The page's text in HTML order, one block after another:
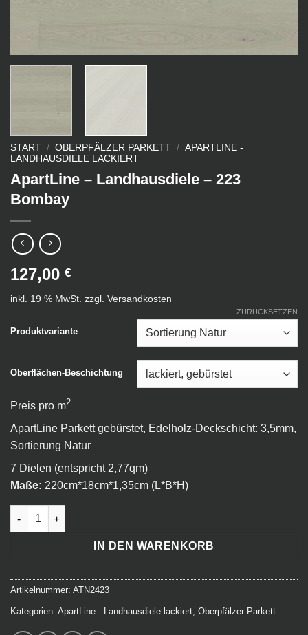
START / OBERPFÄLZER PARKETT / APARTLINE -
LANDHAUSDIELE LACKIERT
ApartLine – Landhausdiele – 223
Bombay
127,00 €
inkl. 19 % MwSt. zzgl. Versandkosten
Produktvariante
Oberflächen-Beschichtung
ZURÜCKSETZEN
Preis pro m2
ApartLine Parkett gebürstet, Edelholz-Deckschicht: 3,5mm,
Sortierung Natur
7 Dielen (entspricht 2,77qm)
Maße: 220cm*18cm*1,35cm (L*B*H)
ApartLine - Landhausdiele - 223 Bombay Menge
IN DEN WARENKORB
Artikelnummer: ATN2423
Kategorien: ApartLine - Landhausdiele lackiert, Oberpfälzer Parkett